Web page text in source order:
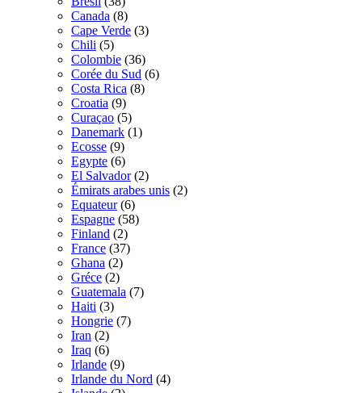
Canada (8)
Cape Verde (3)
Chili (5)
Colombie (36)
Corée du Sud (6)
Costa Rica (8)
Croatia (9)
Curaçao (5)
Danemark (1)
Ecosse (9)
Egypte (6)
El Salvador (2)
Émirats arabes unis (2)
Equateur (6)
Espagne (58)
Finland (2)
France (37)
Ghana (2)
Gréce (2)
Guatemala (7)
Haiti (3)
Hongrie (7)
Iran (2)
Iraq (6)
Irlande (9)
Irlande du Nord (4)